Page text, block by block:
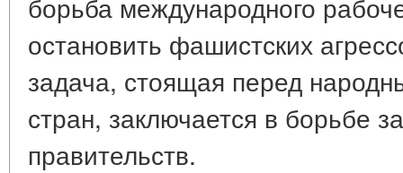
остановить фашистских
задача, стоящая перед
стран, заключается в борьбе
правительств.